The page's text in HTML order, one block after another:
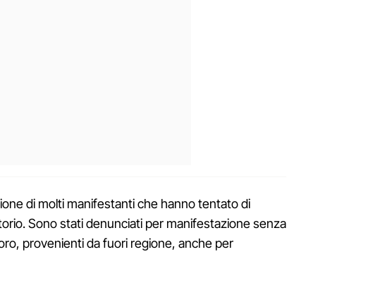
di molti manifestanti che hanno tentato di
Sono stati denunciati per manifestazione senza
provenienti da fuori regione, anche per